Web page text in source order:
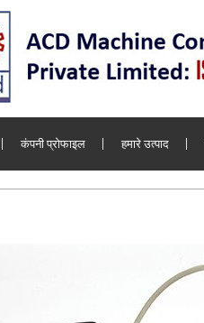
कंपनी प्रोफाइल हमारे उत्पाद